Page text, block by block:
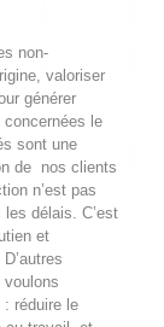
non-
valoriser
générer
concernées le
sont une
de nos clients
n’est pas
délais. C’est
et
: réduire le